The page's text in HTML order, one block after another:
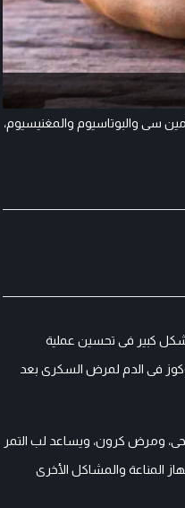
سى والبوتاسيوم والمغنيسيوم،
بشكل كبير فى تحسين عملية
فى الدم لمرض السكرى بعد
ومرض كرون، ويساعد لب التمر
المناعة والمشاكل الأخرى